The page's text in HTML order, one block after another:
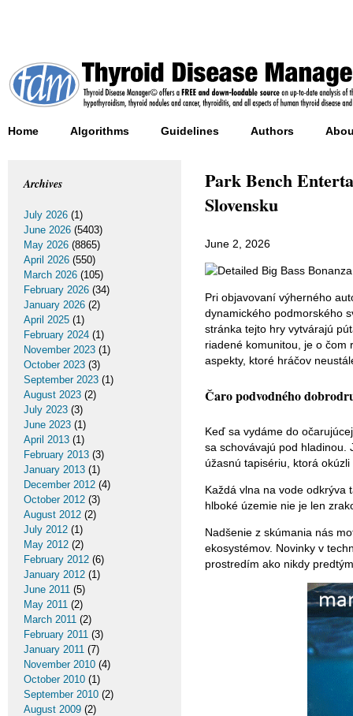
Home Algorithms Guidelines Authors
Park Bench
Slovensku
June 2, 2026
Pri objavovaní výherného
dynamického podmorského
stránka tejto hry vytvárajú
riadené komunitou, je o
aspekty, ktoré hráčov
Čaro podvodného
Keď sa vydáme do
sa schovávajú pod hladinou.
úžasnú tapisériu, ktorá okúzli
Každá vlna na vode odkrýva
hlboké územie nie je len
Nadšenie z skúmania nás
ekosystémov. Novinky v
prostredím ako nikdy
Archives
July 2026 (1)
June 2026 (5403)
May 2026 (8865)
April 2026 (550)
March 2026 (105)
February 2026 (34)
January 2026 (2)
April 2025 (1)
February 2024 (1)
November 2023 (1)
October 2023 (3)
September 2023 (1)
August 2023 (2)
July 2023 (3)
June 2023 (1)
April 2013 (1)
February 2013 (3)
January 2013 (1)
December 2012 (4)
October 2012 (3)
August 2012 (2)
July 2012 (1)
May 2012 (2)
February 2012 (6)
January 2012 (1)
June 2011 (5)
May 2011 (2)
March 2011 (2)
February 2011 (3)
January 2011 (7)
November 2010 (4)
October 2010 (1)
September 2010 (2)
August 2009 (2)